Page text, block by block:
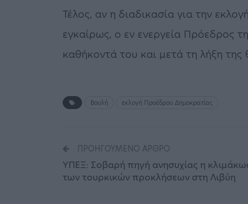
Τέλος, αν η διαδικασία για την
εγκαίρως, ο εν ενεργεία Πρόεδρος
καθήκοντά του και μετά τη λήξη
Βουλή εκλογή Προέδρου Δημοκρατίας
ΠΡΟΗΓΟΎΜΕΝΟ ΆΡΘΡΟ
ΥΠΕΞ: Σοβαρή πηγή ανησυχίας η
των τουρκικών προκλήσεων στη Λιβύη